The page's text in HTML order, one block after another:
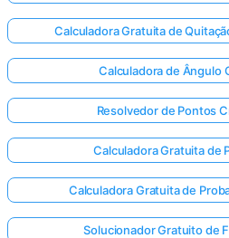
Calculadora Gratuita de
Calculadora de Ângulo
Resolvedor de Pontos
Calculadora Gratuita de
Calculadora Gratuita de
Solucionador Gratuito de